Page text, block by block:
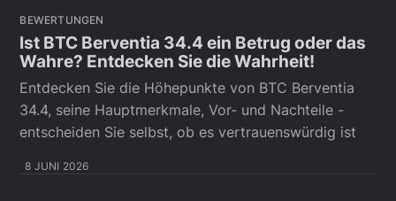
BEWERTUNGEN
Ist BTC Berventia 34.4 ein Betrug oder das
Wahre? Entdecken Sie die Wahrheit!
Entdecken Sie die Höhepunkte von BTC Berventia
34.4, seine Hauptmerkmale, Vor- und Nachteile -
entscheiden Sie selbst, ob es vertrauenswürdig ist
8 JUNI 2026